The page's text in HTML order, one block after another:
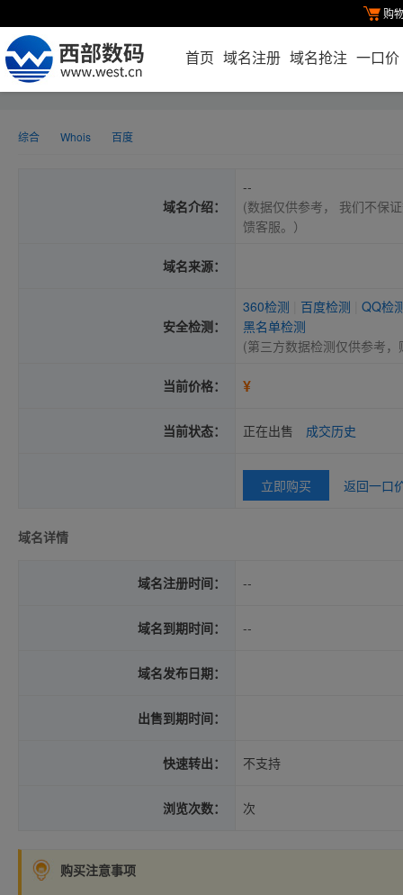
购
首页 域名注册 域名抢注 一口价
综合 Whois 百度
域名介绍：
--
(数据仅供参考， 我们不保
馈客服。）
域名来源：
安全检测：
360检测 百度检测
QQ检
黑名单检测
(第三方数据检测仅供参考
当前价格： ¥
当前状态： 正在出售 成交历史
立即购买 返回一口
域名详情
域名注册时间： --
域名到期时间： --
域名发布日期：
出售到期时间：
快速转出： 不支持
浏览次数： 次
购买注意事项